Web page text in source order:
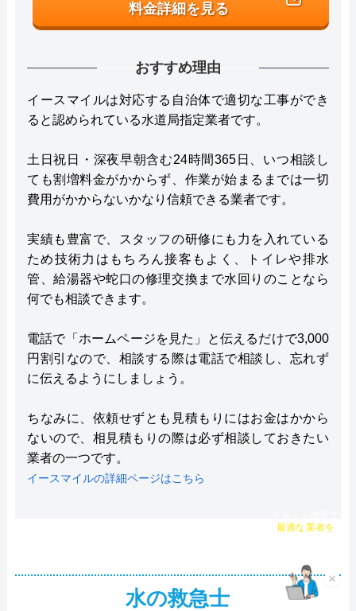
料金詳細を見る
おすすめ理由
イースマイルは対応する自治体で適切な工事ができ
ると認められている水道局指定業者です。
土日祝日・深夜早朝含む24時間365日、いつ相談し
ても割増料金がかからず、作業が始まるまでは一切
費用がかからないかなり信頼できる業者です。
実績も豊富で、スタッフの研修にも力を入れている
ため技術力はもちろん接客もよく、トイレや排水
管、給湯器や蛇口の修理交換まで水回りのことなら
何でも相談できます。
電話で「ホームページを見た」と伝えるだけで3,000
円割引なので、相談する際は電話で相談し、忘れず
に伝えるようにしましょう。
ちなみに、依頼せずとも見積もりにはお金はかから
ないので、相見積もりの際は必ず相談しておきたい
業者の一つです。
イースマイルの詳細ページはこちら
水の救急士
×
最適な業者を